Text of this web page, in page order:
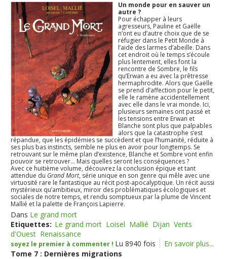
Un monde pour en sauver un
autre ?
Pour échapper à leurs
agresseurs, Pauline et Gaëlle
n’ont eu d’autre choix que de se
réfugier dans le Petit Monde à
l’aide des larmes d’abeille. Dans
cet endroit où le temps s’écoule
plus lentement, elles font la
rencontre de Sombre, le fils
qu’Erwan a eu avec la prêtresse
hermaphrodite. Alors que Gaëlle
se prend d’affection pour le petit,
elle le ramène accidentellement
avec elle dans le vrai monde. Ici,
plusieurs semaines ont passé et
les tensions entre Erwan et
Blanche sont plus que palpables
alors que la catastrophe s’est
répandue, que les épidémies se succèdent et que l’humanité, réduite à
ses plus bas instincts, semble ne plus en avoir pour longtemps. Se
retrouvant sur le même plan d’existence, Blanche et Sombre vont enfin
pouvoir se retrouver… Mais quelles seront les conséquences ?
Avec ce huitième volume, découvrez la conclusion épique et tant
attendue du Grand Mort, série unique en son genre qui mêle avec une
virtuosité rare le fantastique au récit post-apocalyptique. Un récit aussi
mystérieux qu’ambitieux, miroir des problématiques écologiques et
sociales de notre temps, et rendu somptueux par la plume de Vincent
Mallié et la palette de François Lapierre.
Dans Le grand mort
Etiquettes: Le grand mort Loisel Mallié Dijan Vents
d'Ouest Renaissance
soyez le premier à commenter ! Lu 8940 fois
En savoir plus...
Tome 7 : Dernières migrations